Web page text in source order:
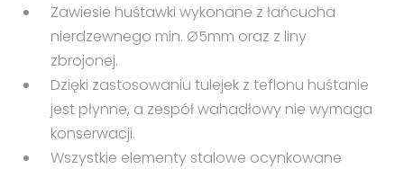
Zawiesie huśtawki wykonane z łańcucha
nierdzewnego min. Ø5mm oraz z liny
zbrojonej.
Dzięki zastosowaniu tulejek z teflonu huśtanie
jest płynne, a zespół wahadłowy nie wymaga
konserwacji.
Wszystkie elementy stalowe ocynkowane